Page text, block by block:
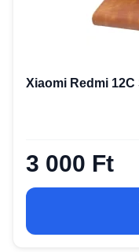
Xiaomi Redmi
3 000 Ft